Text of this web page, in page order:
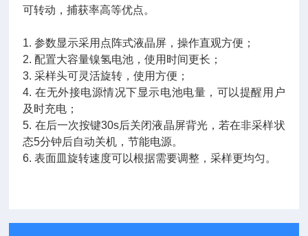
可转动，捕获率高等优点。
1. 参数显示采用点阵式液晶屏，操作直观方便；
2. 配置大容量镍氢电池，使用时间更长；
3. 采样头可灵活旋转，使用方便；
4. 在无外接电源情况下显示电池电量，可以提醒用户
及时充电；
5. 在后一次按键30s后关闭液晶屏背光，若在非采样状
态5分钟后自动关机，节能电源。
6. 表面皿旋转速度可以根据需要调整，采样更均匀。